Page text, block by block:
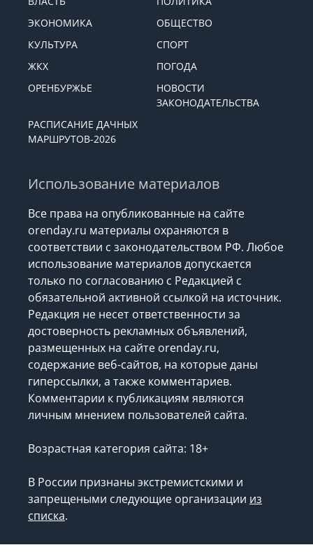
ЭКОНОМИКА
ОБЩЕСТВО
КУЛЬТУРА
СПОРТ
ЖКХ
ПОГОДА
ОРЕНБУРЖЬЕ
НОВОСТИ
ЗАКОНОДАТЕЛЬСТВА
РАСПИСАНИЕ ДАЧНЫХ
МАРШРУТОВ-2026
Использование материалов
Все права на опубликованные на сайте
orenday.ru материалы охраняются в
соответствии с законодательством РФ. Любое
использование материалов допускается
только по согласованию с Редакцией с
обязательной активной ссылкой на источник.
Редакция не несет ответственности за
достоверность рекламных объявлений,
размещенных на сайте orenday.ru,
содержание веб-сайтов, на которые даны
гиперссылки, а также комментариев.
Комментарии к публикациям являются
личным мнением пользователей сайта.
Возрастная категория сайта: 18+
В России признаны экстремистскими и
запрещеными следующие организации из
списка.